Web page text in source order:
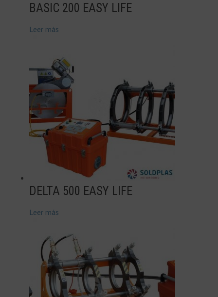
BASIC 200 EASY LIFE
Leer más
DELTA 500 EASY LIFE
Leer más